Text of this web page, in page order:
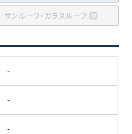
サンルーフ・ガラスルーフ
-
-
-